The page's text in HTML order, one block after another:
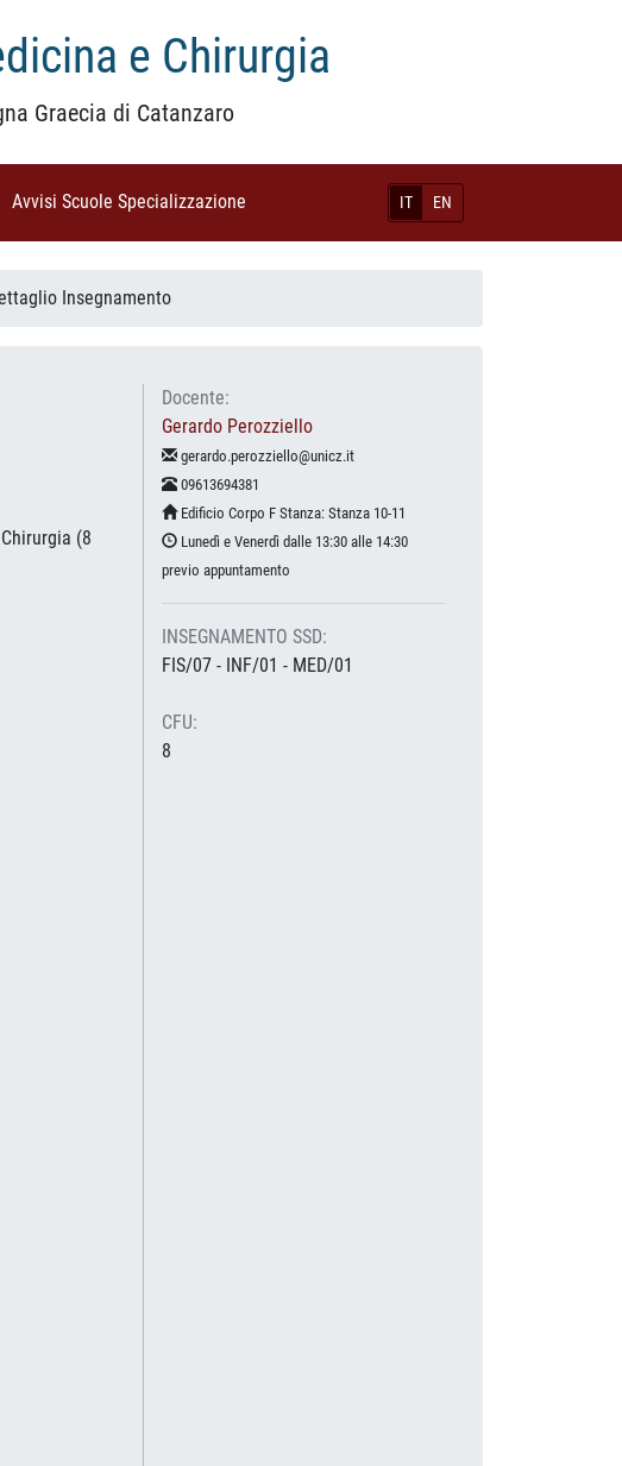
e Chirurgia
Graecia di Catanzaro
IT EN
(current)
Avvisi Scuole Specializzazione
Insegnamento
(8
Docente:
Gerardo Perozziello
gerardo.perozziello@unicz.it
09613694381
Edificio Corpo F Stanza: Stanza 10-11
Lunedì e Venerdì dalle 13:30 alle 14:30
previo appuntamento
INSEGNAMENTO SSD:
FIS/07 - INF/01 - MED/01
CFU:
8